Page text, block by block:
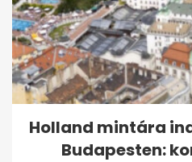
Holland mintára
Budapesten: